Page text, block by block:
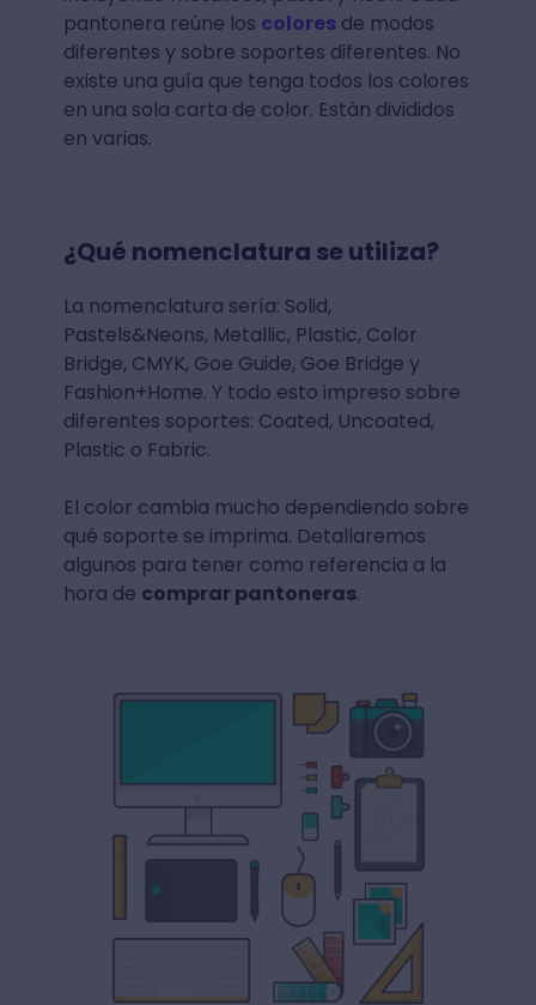
pantonera reúne los coloresde modos
diferentes y sobre soportes diferentes. No
existe una guía que tenga todos los colores
en una sola carta de color. Están divididos
en varias.
¿Qué nomenclatura se utiliza?
La nomenclatura sería: Solid,
Pastels&Neons, Metallic, Plastic, Color
Bridge, CMYK, Goe Guide, Goe Bridge y
Fashion+Home. Y todo esto impreso sobre
diferentes soportes: Coated, Uncoated,
Plastic o Fabric.
El color cambia mucho dependiendo sobre
qué soporte se imprima. Detallaremos
algunos para tener como referencia a la
hora de comprar pantoneras.